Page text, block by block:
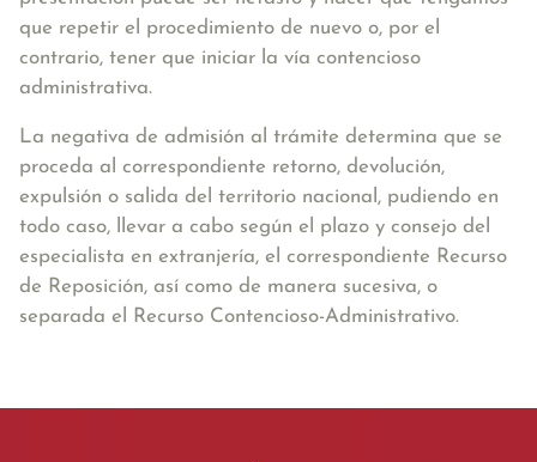
que repetir el procedimiento de nuevo o, por el
contrario, tener que iniciar la vía contencioso
administrativa.
La negativa de admisión al trámite determina que se
proceda al correspondiente retorno, devolución,
expulsión o salida del territorio nacional, pudiendo en
todo caso, llevar a cabo según el plazo y consejo del
especialista en extranjería, el correspondiente Recurso
de Reposición, así como de manera sucesiva, o
separada el Recurso Contencioso-Administrativo.